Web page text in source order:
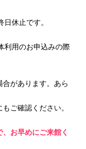
休止です。
利用のお申込みの際
があります。あら
ご確認ください。
お早めにご来館く